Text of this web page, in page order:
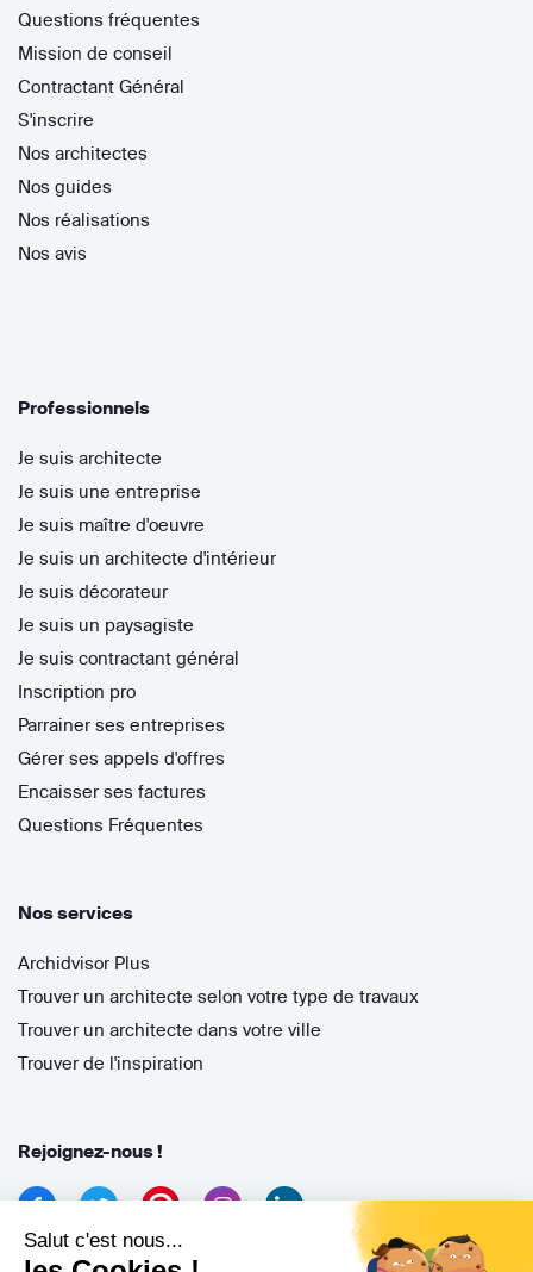
Salut c'est nous...
Questions fréquentes
Mission de conseil
Contractant Général
S'inscrire
Nos architectes
Nos guides
Nos réalisations
Nos avis
Professionnels
Je suis architecte
Je suis une entreprise
Je suis maître d'oeuvre
Je suis un architecte d'intérieur
Je suis décorateur
Je suis un paysagiste
Je suis contractant général
Inscription pro
Parrainer ses entreprises
Gérer ses appels d'offres
Encaisser ses factures
Questions Fréquentes
Nos services
Archidvisor Plus
Trouver un architecte selon votre type de travaux
Trouver un architecte dans votre ville
Trouver de l'inspiration
Rejoignez-nous !